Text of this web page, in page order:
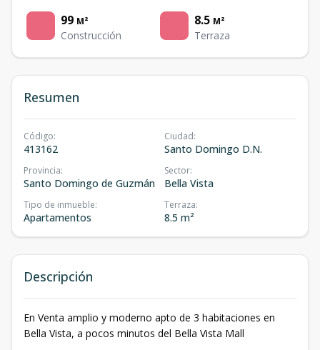
99 M²
Construcción
8.5 M²
Terraza
Resumen
Código:
413162
Ciudad:
Santo Domingo D.N.
Provincia:
Santo Domingo de Guzmán
Sector:
Bella Vista
Tipo de inmueble:
Apartamentos
Terraza:
8.5 m²
Descripción
En Venta amplio y moderno apto de 3 habitaciones en
Bella Vista, a pocos minutos del Bella Vista Mall